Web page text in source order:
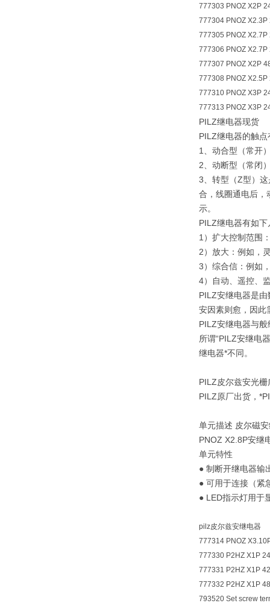
777303 PNOZ X2P
777304 PNOZ X2.3P
777305 PNOZ
777306 PNOZ
777307 PNOZ X2P
777308 PNOZ
777310 PNOZ X3P
777313 PNOZ X3P
PILZ继电器现货
PILZ继电器的触
1、动合型（常开
2、动断型（常闭
3、转型（Z型）
合，线圈通电后，
示。
PILZ继电器有如
1）扩大控制范围
2）放大：例如，
3）综合信：例如
4）自动、遥控、
PILZ安继电器是
安因素则愈，因此
PILZ安继电器与
所谓“PILZ安继电
继电器*不同。
PILZ皮尔兹安光
PILZ原厂出货，
单元描述 皮尔磁
PNOZ X2.8P安继
单元特性
● 制断开继电器输
● 可用于连接（紧
● LED指示灯用于
pilz皮尔兹安继电器
777314 PNOZ
777330 P2HZ X1P
777331 P2HZ X1P
777332 P2HZ X1P
793520 Set screw